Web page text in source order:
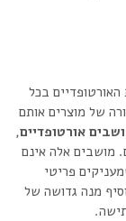
בכל
של מוצרים אותם
אורטופדיים,
מושבים אלה אינם
פריטי
מנה גדושה של